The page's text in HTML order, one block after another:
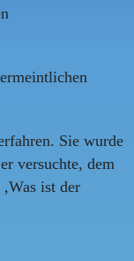
Sie wurde
versuchte, dem
ist der